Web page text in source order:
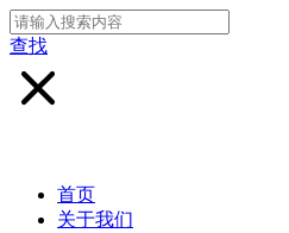
查找
首页
关于我们